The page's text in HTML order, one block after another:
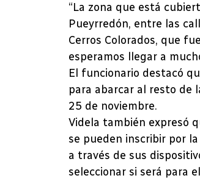
“La zona que está
Pueyrredón, entre las
Cerros Colorados, que
esperamos llegar a
El funcionario destacó
para abarcar al resto de
25 de noviembre.
Videla también expresó
se pueden inscribir por
a través de sus
seleccionar si será para